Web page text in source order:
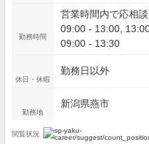
勤務時間
営業時間内で応相
09:00 - 13:00,
09:00 - 13:30
休日・休暇
勤務日以外
勤務地
新潟県燕市
閲覧状況